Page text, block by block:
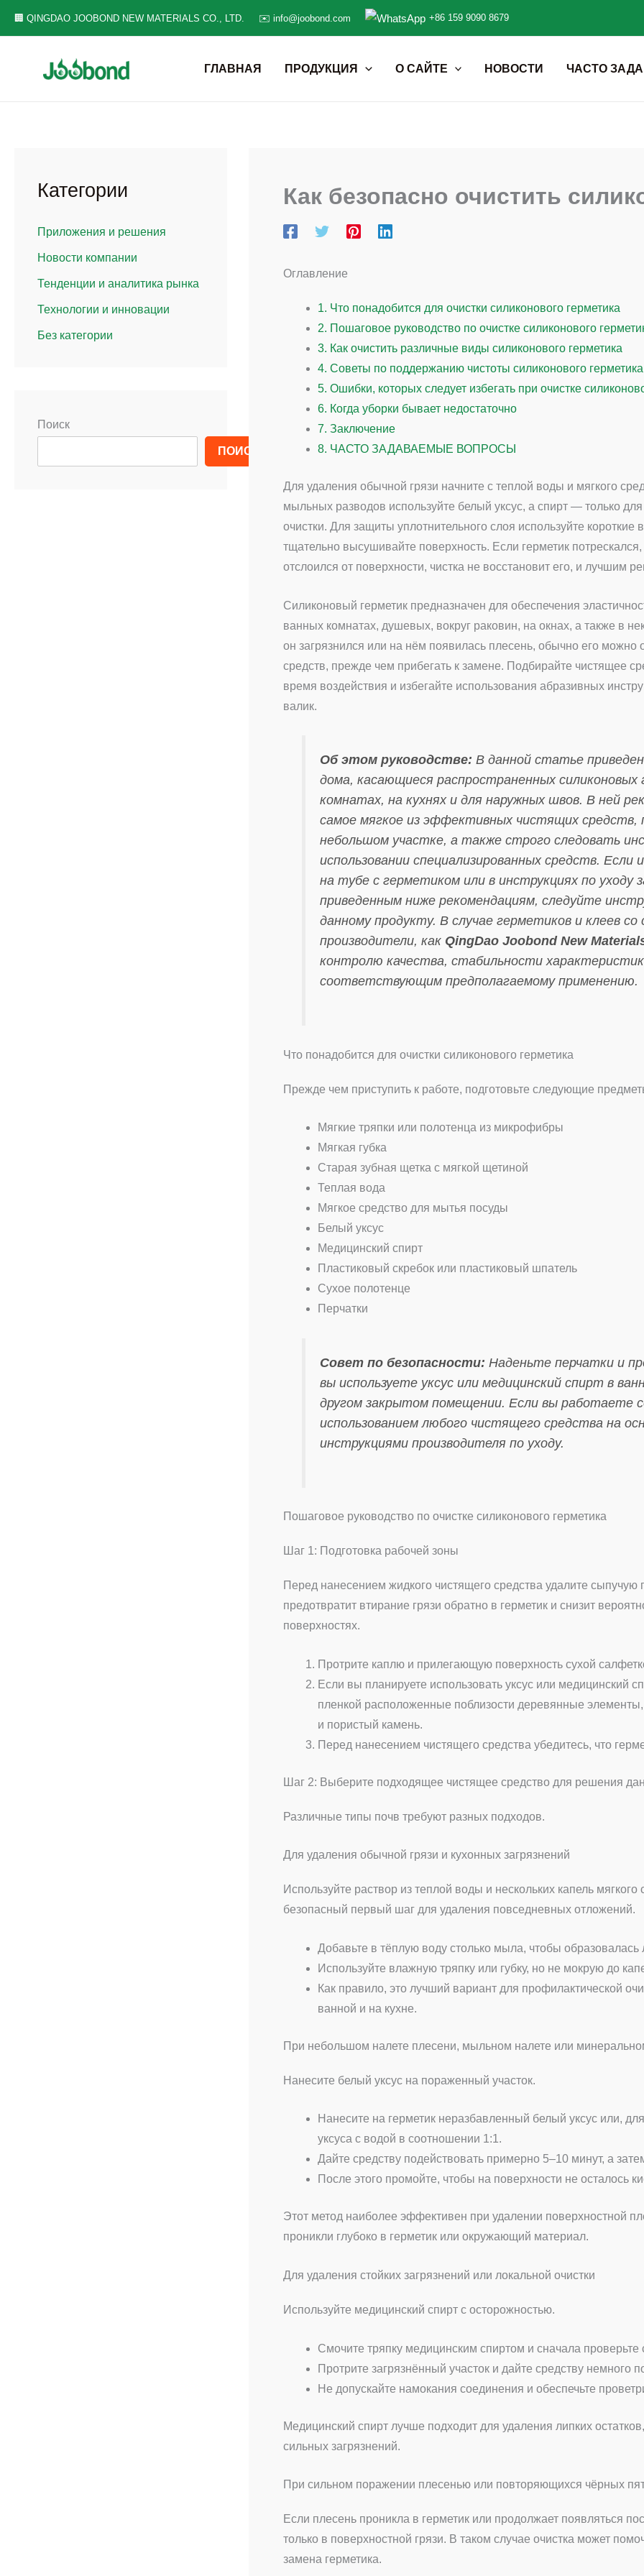
🏢 QINGDAO JOOBOND NEW MATERIALS CO., LTD. ✉️ info@joobond.com +86 159 9090 8679
ГЛАВНАЯ ПРОДУКЦИЯ О САЙТЕ НОВОСТИ ЧАСТО
Категории
Приложения и решения
Новости компании
Тенденции и аналитика рынка
Технологии и инновации
Без категории
Поиск
ПОИСК
Как безопасно очистить
Оглавление
1. Что понадобится для очистки силиконового герметика
2. Пошаговое руководство по очистке силиконового
3. Как очистить различные виды силиконового герметика
4. Советы по поддержанию чистоты силиконового герметика
5. Ошибки, которых следует избегать при очистке
6. Когда уборки бывает недостаточно
7. Заключение
8. ЧАСТО ЗАДАВАЕМЫЕ ВОПРОСЫ
Для удаления обычной грязи начните с теплой воды и мягкого
мыльных разводов используйте белый уксус, а спирт — только
очистки. Для защиты уплотнительного слоя используйте
тщательно высушивайте поверхность. Если герметик
отслоился от поверхности, чистка не восстановит его, и лучшим
Силиконовый герметик предназначен для обеспечения
ванных комнатах, душевых, вокруг раковин, на окнах, а также в
он загрязнился или на нём появилась плесень, обычно его
средств, прежде чем прибегать к замене. Подбирайте чистящее
время воздействия и избегайте использования абразивных
валик.
Об этом руководстве: В данной статье
дома, касающиеся распространенных силиконовых
комнатах, на кухнях и для наружных швов. В ней
самое мягкое из эффективных чистящих средств,
небольшом участке, а также строго следовать
использовании специализированных средств.
на тубе с герметиком или в инструкциях по уходу
приведенным ниже рекомендациям, следуйте
данному продукту. В случае герметиков и клеев
производители, как QingDao Joobond New
контролю качества, стабильности
соответствующим предполагаемому применению.
Что понадобится для очистки силиконового герметика
Прежде чем приступить к работе, подготовьте следующие
Мягкие тряпки или полотенца из микрофибры
Мягкая губка
Старая зубная щетка с мягкой щетиной
Теплая вода
Мягкое средство для мытья посуды
Белый уксус
Медицинский спирт
Пластиковый скребок или пластиковый шпатель
Сухое полотенце
Перчатки
Совет по безопасности: Наденьте перчатки и
вы используете уксус или медицинский спирт в
другом закрытом помещении. Если вы работаете
использованием любого чистящего средства на
инструкциями производителя по уходу.
Пошаговое руководство по очистке силиконового герметика
Шаг 1: Подготовка рабочей зоны
Перед нанесением жидкого чистящего средства удалите
предотвратит втирание грязи обратно в герметик и снизит
поверхностях.
Протрите каплю и прилегающую поверхность сухой
Если вы планируете использовать уксус или медицинский
пленкой расположенные поблизости деревянные
и пористый камень.
Перед нанесением чистящего средства убедитесь, что
Шаг 2: Выберите подходящее чистящее средство для решения
Различные типы почв требуют разных подходов.
Для удаления обычной грязи и кухонных загрязнений
Используйте раствор из теплой воды и нескольких капель
безопасный первый шаг для удаления повседневных отложений.
Добавьте в тёплую воду столько мыла, чтобы
Используйте влажную тряпку или губку, но не мокрую до
Как правило, это лучший вариант для профилактической
ванной и на кухне.
При небольшом налете плесени, мыльном налете или
Нанесите белый уксус на пораженный участок.
Нанесите на герметик неразбавленный белый уксус или,
уксуса с водой в соотношении 1:1.
Дайте средству подействовать примерно 5–10 минут, а
После этого промойте, чтобы на поверхности не осталось
Этот метод наиболее эффективен при удалении поверхностной
проникли глубоко в герметик или окружающий материал.
Для удаления стойких загрязнений или локальной очистки
Используйте медицинский спирт с осторожностью.
Смочите тряпку медицинским спиртом и сначала
Протрите загрязнённый участок и дайте средству немного
Не допускайте намокания соединения и обеспечьте
Медицинский спирт лучше подходит для удаления липких
сильных загрязнений.
При сильном поражении плесенью или повторяющихся чёрных
Если плесень проникла в герметик или продолжает появляться
только в поверхностной грязи. В таком случае очистка может
замена герметика.